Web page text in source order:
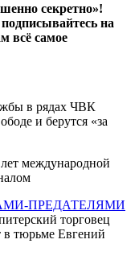
секретно»!
на
всё самое
в рядах ЧВК
и берутся «за
международной
ПРЕДАТЕЛЯМИ
торговец
в тюрьме Евгений